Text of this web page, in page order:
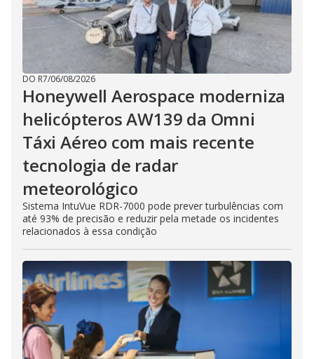
DO R7/06/08/2026
Honeywell Aerospace moderniza
helicópteros AW139 da Omni
Táxi Aéreo com mais recente
tecnologia de radar
meteorológico
Sistema IntuVue RDR-7000 pode prever turbulências com
até 93% de precisão e reduzir pela metade os incidentes
relacionados à essa condição